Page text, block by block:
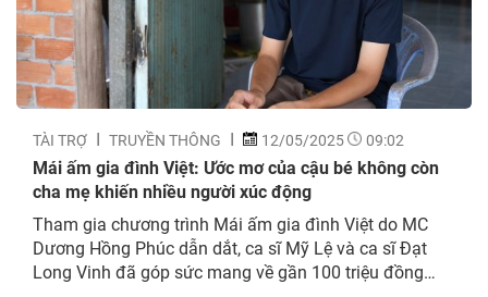
TÀI TRỢ TRUYỀN THÔNG 12/05/2025 09:02
Mái ấm gia đình Việt: Ước mơ của cậu bé không còn
cha mẹ khiến nhiều người xúc động
Tham gia chương trình Mái ấm gia đình Việt do MC
Dương Hồng Phúc dẫn dắt, ca sĩ Mỹ Lệ và ca sĩ Đạt
Long Vinh đã góp sức mang về gần 100 triệu đồng